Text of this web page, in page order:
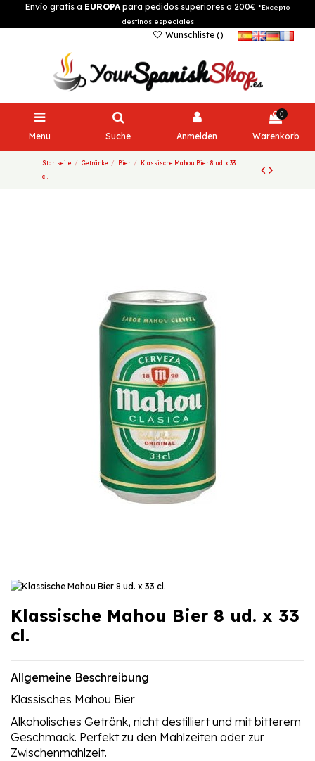
Envío gratis a EUROPApara pedidos superiores a 200€ *Excepto
destinos especiales
Wunschliste ()
Menu Suche Anmelden
0
Warenkorb
Startseite Getränke Bier
Klassische Mahou Bier 8 ud. x 33
cl.
Klassische Mahou Bier 8 ud. x 33
cl.
Allgemeine Beschreibung
Klassisches Mahou Bier
Alkoholisches Getränk, nicht destilliert und mit bitterem
Geschmack. Perfekt zu den Mahlzeiten oder zur
Zwischenmahlzeit.